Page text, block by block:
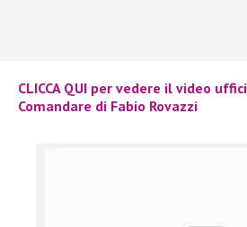
CLICCA QUI per vedere il video
Comandare di Fabio Rovazzi